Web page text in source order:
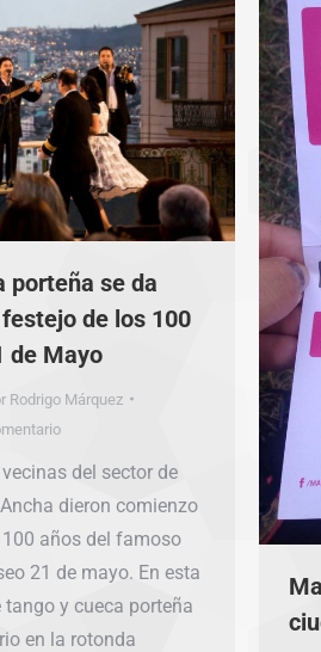
porteña se da
de los 100
de Mayo
Rodrigo Márquez
del sector de
dieron comienzo
años del famoso
21 de mayo. En esta
y cueca porteña
en la rotonda